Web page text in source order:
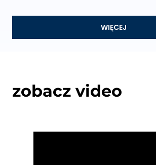
WIĘCEJ
zobacz video